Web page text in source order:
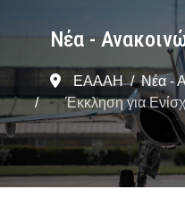
Νέα -
ΕΑΑΑΗ
Νέα -
Έκκληση για